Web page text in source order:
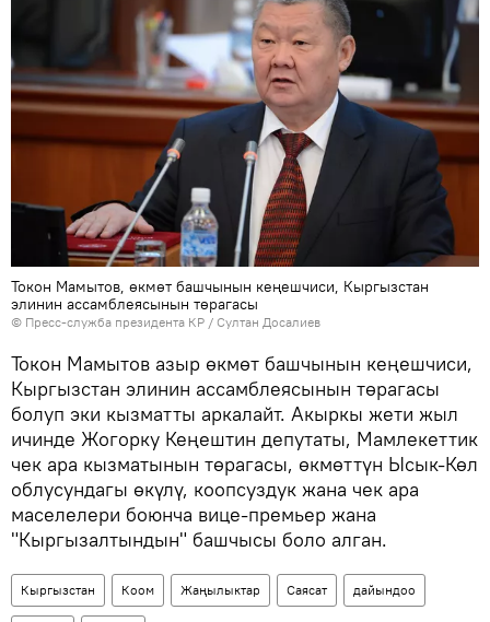
Токон Мамытов, өкмөт башчынын кеңешчиси, Кыргызстан
элинин ассамблеясынын төрагасы
© Пресс-служба президента КР / Султан Досалиев
Токон Мамытов азыр өкмөт башчынын кеңешчиси,
Кыргызстан элинин ассамблеясынын төрагасы
болуп эки кызматты аркалайт. Акыркы жети жыл
ичинде Жогорку Кеңештин депутаты, Мамлекеттик
чек ара кызматынын төрагасы, өкмөттүн Ысык-Көл
облусундагы өкүлү, коопсуздук жана чек ара
маселелери боюнча вице-премьер жана
"Кыргызалтындын" башчысы боло алган.
Кыргызстан Коом Жаңылыктар Саясат дайындоо